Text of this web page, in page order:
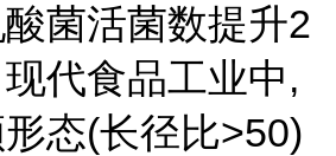
菌活菌数提升2
代食品工业中,
态(长径比>50)